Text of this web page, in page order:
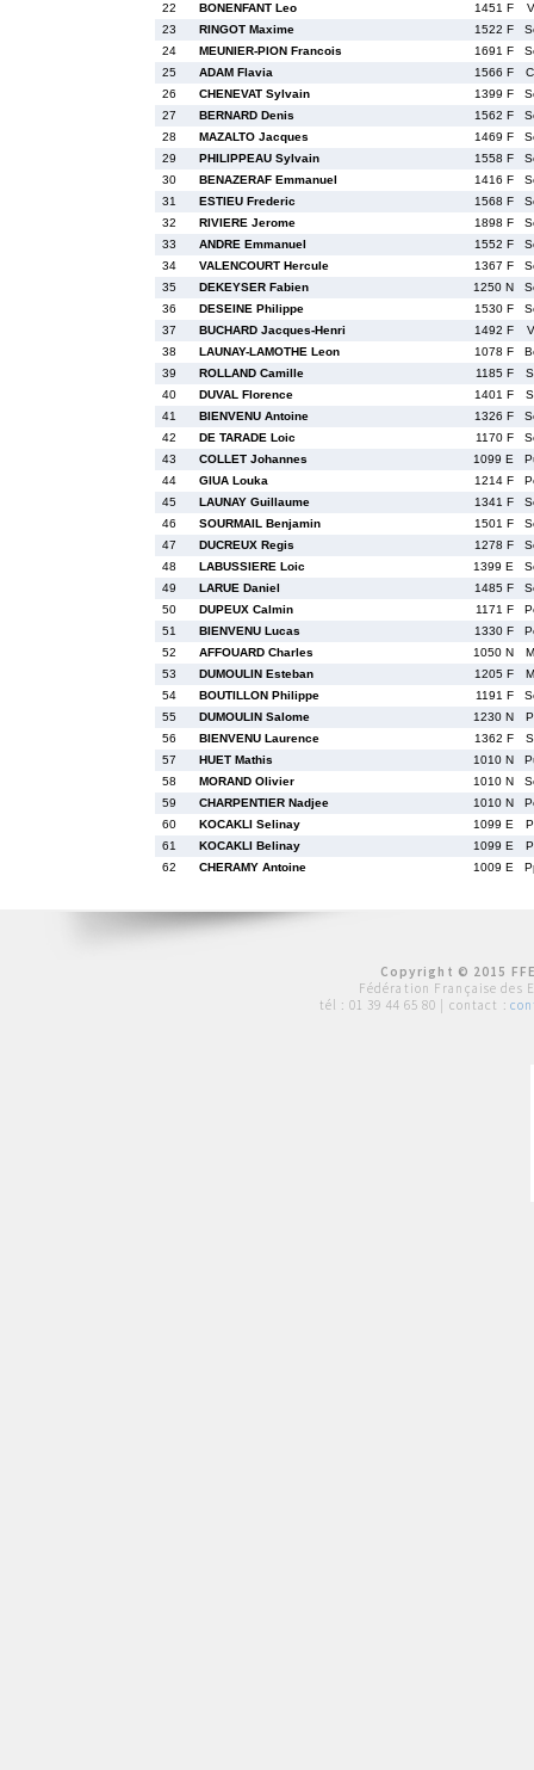
22
BONENFANT Leo 1451 F
23
RINGOT Maxime 1522 F
24
MEUNIER-PION Francois 1691 F
25
ADAM Flavia 1566 F
26
CHENEVAT Sylvain 1399 F
27
BERNARD Denis 1562 F
28
MAZALTO Jacques 1469 F
29
PHILIPPEAU Sylvain 1558 F
30
BENAZERAF Emmanuel 1416 F
31
ESTIEU Frederic 1568 F
32
RIVIERE Jerome 1898 F
33
ANDRE Emmanuel 1552 F
34
VALENCOURT Hercule 1367 F
35
DEKEYSER Fabien 1250 N
36
DESEINE Philippe 1530 F
37
BUCHARD Jacques-Henri 1492 F
38
LAUNAY-LAMOTHE Leon 1078 F
39
ROLLAND Camille 1185 F
40
DUVAL Florence 1401 F
41
BIENVENU Antoine 1326 F
42
DE TARADE Loic 1170 F
43
COLLET Johannes 1099 E
44
GIUA Louka 1214 F
45
LAUNAY Guillaume 1341 F
46
SOURMAIL Benjamin 1501 F
47
DUCREUX Regis 1278 F
48
LABUSSIERE Loic 1399 E
49
LARUE Daniel 1485 F
50
DUPEUX Calmin 1171 F
51
BIENVENU Lucas 1330 F
52
AFFOUARD Charles 1050 N
53
DUMOULIN Esteban 1205 F
54
BOUTILLON Philippe 1191 F
55
DUMOULIN Salome 1230 N
56
BIENVENU Laurence 1362 F
57
HUET Mathis 1010 N
58
MORAND Olivier 1010 N
59
CHARPENTIER Nadjee 1010 N
60
KOCAKLI Selinay 1099 E
61
KOCAKLI Belinay 1099 E
62
CHERAMY Antoine 1009 E
Copyright © 2015
Fédération Française des
tél : 01 39 44 65 80 | contact :